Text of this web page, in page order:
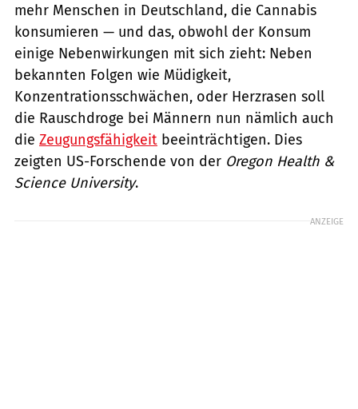
mehr Menschen in Deutschland, die Cannabis
konsumieren — und das, obwohl der Konsum
einige Nebenwirkungen mit sich zieht: Neben
bekannten Folgen wie Müdigkeit,
Konzentrationsschwächen, oder Herzrasen soll
die Rauschdroge bei Männern nun nämlich auch
die Zeugungsfähigkeit beeinträchtigen. Dies
zeigten US-Forschende von der Oregon Health &
Science University.
ANZEIGE